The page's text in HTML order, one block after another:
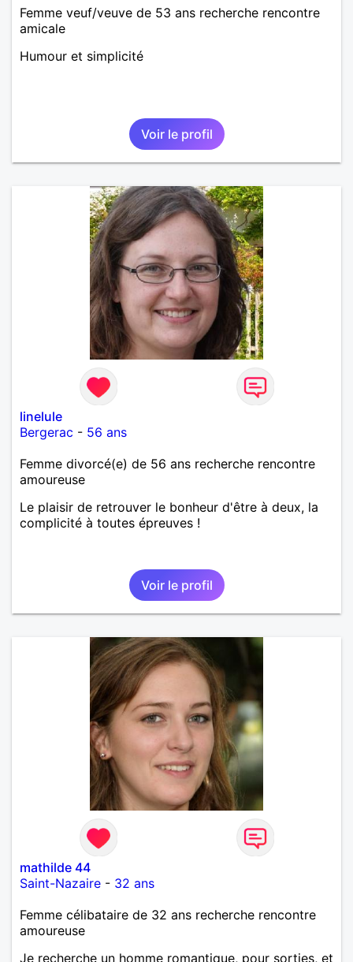
Femme veuf/veuve de 53 ans recherche rencontre
amicale
Humour et simplicité
Voir le profil
linelule
Bergerac - 56 ans
Femme divorcé(e) de 56 ans recherche rencontre
amoureuse
Le plaisir de retrouver le bonheur d'être à deux, la
complicité à toutes épreuves !
Voir le profil
mathilde 44
Saint-Nazaire - 32 ans
Femme célibataire de 32 ans recherche rencontre
amoureuse
Je recherche un homme romantique, pour sorties, et